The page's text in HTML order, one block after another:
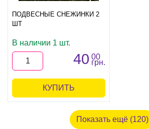
ПОДВЕСНЫЕ СНЕЖИНКИ 2
ШТ
В наличии 1 шт.
40 00
грн.
КУПИТЬ
Показать ещё (120)